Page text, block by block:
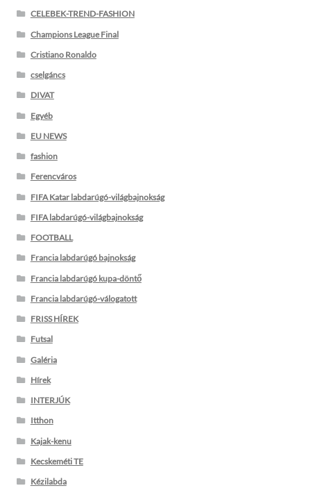
CELEBEK-TREND-FASHION
Champions League Final
Cristiano Ronaldo
cselgáncs
DIVAT
Egyéb
EU NEWS
fashion
Ferencváros
FIFA Katar labdarúgó-világbajnokság
FIFA labdarúgó-világbajnokság
FOOTBALL
Francia labdarúgó bajnokság
Francia labdarúgó kupa-döntő
Francia labdarúgó-válogatott
FRISS HÍREK
Futsal
Galéria
Hírek
INTERJÚK
Itthon
Kajak-kenu
Kecskeméti TE
Kézilabda